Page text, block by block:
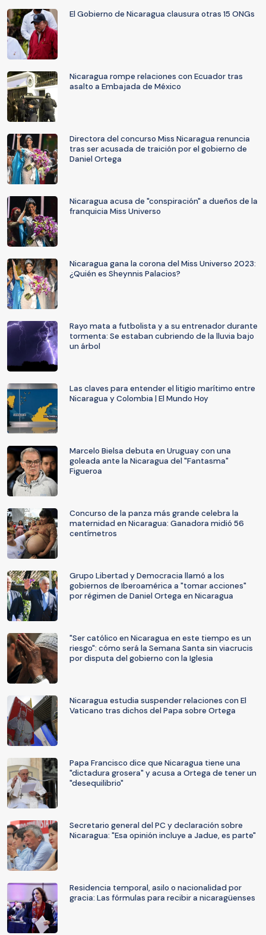
El Gobierno de Nicaragua clausura otras 15 ONGs
Nicaragua rompe relaciones con Ecuador tras
asalto a Embajada de México
Directora del concurso Miss Nicaragua renuncia
tras ser acusada de traición por el gobierno de
Daniel Ortega
Nicaragua acusa de "conspiración" a dueños de la
franquicia Miss Universo
Nicaragua gana la corona del Miss Universo 2023:
¿Quién es Sheynnis Palacios?
Rayo mata a futbolista y a su entrenador durante
tormenta: Se estaban cubriendo de la lluvia bajo
un árbol
Las claves para entender el litigio marítimo entre
Nicaragua y Colombia | El Mundo Hoy
Marcelo Bielsa debuta en Uruguay con una
goleada ante la Nicaragua del "Fantasma"
Figueroa
Concurso de la panza más grande celebra la
maternidad en Nicaragua: Ganadora midió 56
centímetros
Grupo Libertad y Democracia llamó a los
gobiernos de Iberoamérica a "tomar acciones"
por régimen de Daniel Ortega en Nicaragua
"Ser católico en Nicaragua en este tiempo es un
riesgo": cómo será la Semana Santa sin viacrucis
por disputa del gobierno con la Iglesia
Nicaragua estudia suspender relaciones con El
Vaticano tras dichos del Papa sobre Ortega
Papa Francisco dice que Nicaragua tiene una
"dictadura grosera" y acusa a Ortega de tener un
"desequilibrio"
Secretario general del PC y declaración sobre
Nicaragua: "Esa opinión incluye a Jadue, es parte"
Residencia temporal, asilo o nacionalidad por
gracia: Las fórmulas para recibir a nicaragüenses